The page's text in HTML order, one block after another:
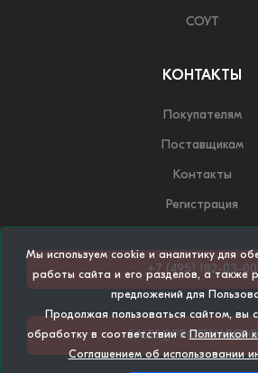
Мы используем cookie и аналитику для
работы сайта и его разделов, а также
предложений для
Продолжая пользоваться сайтом, вы
обработку в соответствии сПолитикой
Соглашением об использовании
СОУТ
КОНТАКТЫ
Покупателям
Поставщикам
Контакты
Регистрация
+7 (495) 182-03-00